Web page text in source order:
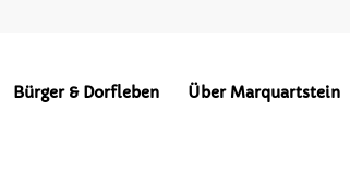
Bürger & Dorfleben Über Marquartstein
in Achental
HOCHPLATTENBAHN WÄRMEVERSORGUNG